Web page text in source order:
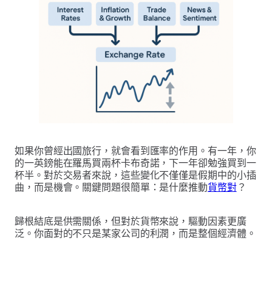
如果你曾經出國旅行，就會看到匯率的作用。有一年，你
的一英鎊能在羅馬買兩杯卡布奇諾，下一年卻勉強買到一
杯半。對於交易者來說，這些變化不僅僅是假期中的小插
曲，而是機會。關鍵問題很簡單：是什麼推動貨幣對？
歸根結底是供需關係，但對於貨幣來說，驅動因素更廣
泛。你面對的不只是某家公司的利潤，而是整個經濟體。